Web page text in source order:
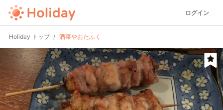
ログイン
Holiday トップ 酒菜やおたふく